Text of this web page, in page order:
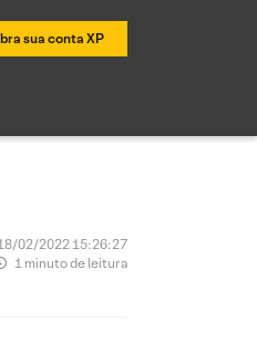
sua conta XP
02/2022 15:26:27
1 minuto de leitura